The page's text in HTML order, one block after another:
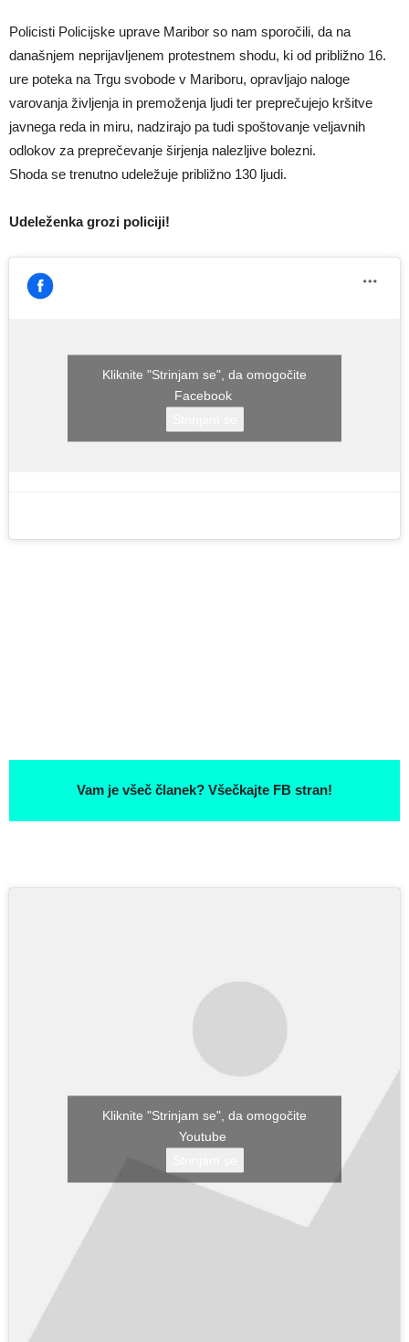
Policisti Policijske uprave Maribor so nam sporočili, da na
današnjem neprijavljenem protestnem shodu, ki od približno 16.
ure poteka na Trgu svobode v Mariboru, opravljajo naloge
varovanja življenja in premoženja ljudi ter preprečujejo kršitve
javnega reda in miru, nadzirajo pa tudi spoštovanje veljavnih
odlokov za preprečevanje širjenja nalezljive bolezni.
Shoda se trenutno udeležuje približno 130 ljudi.
Udeleženka grozi policiji!
Kliknite "Strinjam se", da omogočite
Facebook
Vam je všeč članek? Všečkajte FB stran!
Kliknite "Strinjam se", da omogočite
Youtube